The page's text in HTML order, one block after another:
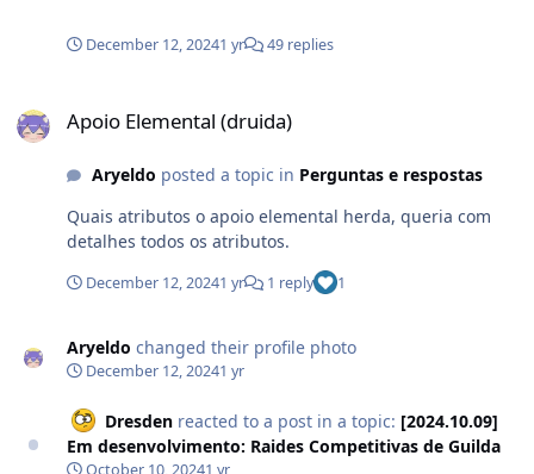
injustiça. Nerf pesado na classe. Essa passiva é tão
dano ja faz ela entrar em cd alto e alvo único.
December 12, 20241 yr 49 replies
Apoio Elemental (druida)
Aryeldo posted a topic in Perguntas e respostas
Quais atributos o apoio elemental herda, queria com
detalhes todos os atributos.
December 12, 20241 yr 1 reply 1
Aryeldo changed their profile photo
December 12, 20241 yr
Dresden reacted to a post in a topic: [2024.10.09]
Em desenvolvimento: Raides Competitivas de Guilda
October 10, 20241 yr